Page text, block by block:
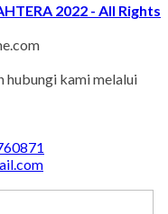
2022 - All Rights
hubungi kami melalui